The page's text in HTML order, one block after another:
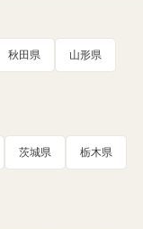
秋田県 山形県
茨城県 栃木県